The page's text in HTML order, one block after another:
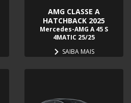
AMG CLASSE A
HATCHBACK 2025
Mercedes-AMG A 45 S
4MATIC 25/25
SAIBA MAIS